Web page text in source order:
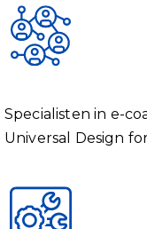
Specialisten in e-
Universal Design